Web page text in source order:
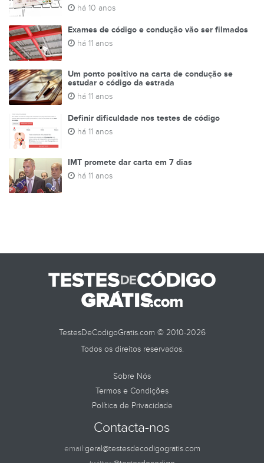
há 10 anos
Exames de código e condução vão ser filmados
há 11 anos
Um ponto positivo na carta de condução se
estudar o código da estrada
há 11 anos
Definir dificuldade nos testes de código
há 11 anos
IMT promete dar carta em 7 dias
há 11 anos
TestesDeCodigoGratis.com © 2010-2026
Todos os direitos reservados.
Sobre Nós
Termos e Condições
Política de Privacidade
Contacta-nos
email:geral@testesdecodigogratis.com